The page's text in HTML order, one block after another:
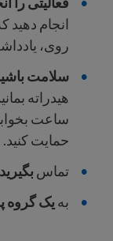
انجام دهید
روی،
سلامت
ساعت
حمایت کنید.
تماس
به یک گروه